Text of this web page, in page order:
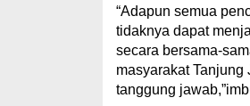
“Adapun semua
tidaknya dapat
secara bersama-
masyarakat
tanggung